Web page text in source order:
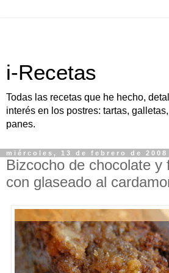
i-Recetas
Todas las recetas que he hecho,
interés en los postres: tartas,
panes.
miércoles, 13 de febrero de 2008
Bizcocho de chocolate y
con glaseado al